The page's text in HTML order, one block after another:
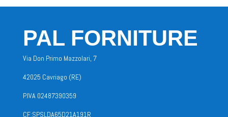
PAL FORNITURE
Via Don Primo Mazzolari, 7
42025 Cavriago (RE)
P.IVA 02487390359
CF:SPSLDA65D21A191R